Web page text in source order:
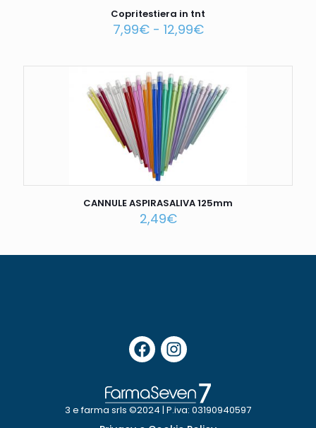
Copritestiera in tnt
7,99€ - 12,99€
CANNULE ASPIRASALIVA 125mm
2,49€
3 e farma srls ©2024 | P.iva: 03190940597